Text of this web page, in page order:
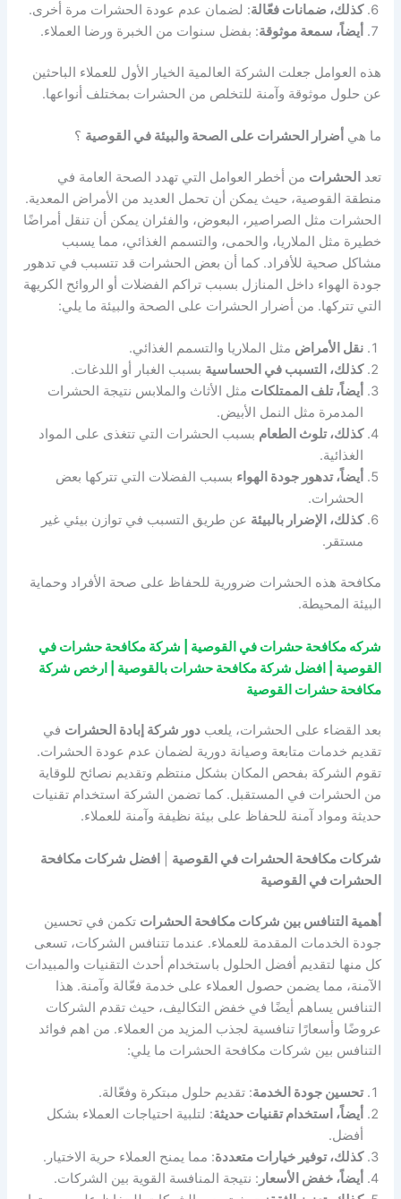
كذلك، ضمانات فعّالة: لضمان عدم عودة الحشرات مرة أخرى.
أيضاً، سمعة موثوقة: بفضل سنوات من الخبرة ورضا العملاء.
هذه العوامل جعلت الشركة العالمية الخيار الأول للعملاء الباحثين
عن حلول موثوقة وآمنة للتخلص من الحشرات بمختلف أنواعها.
ما هي أضرار الحشرات على الصحة والبيئة في القوصية ؟
تعد الحشرات من أخطر العوامل التي تهدد الصحة العامة في
منطقة القوصية، حيث يمكن أن تحمل العديد من الأمراض المعدية.
الحشرات مثل الصراصير، البعوض، والفئران يمكن أن تنقل أمراضًا
خطيرة مثل الملاريا، والحمى، والتسمم الغذائي، مما يسبب
مشاكل صحية للأفراد. كما أن بعض الحشرات قد تتسبب في تدهور
جودة الهواء داخل المنازل بسبب تراكم الفضلات أو الروائح الكريهة
التي تتركها. من أضرار الحشرات على الصحة والبيئة ما يلي:
نقل الأمراض مثل الملاريا والتسمم الغذائي.
كذلك، التسبب في الحساسية بسبب الغبار أو اللدغات.
أيضاً، تلف الممتلكات مثل الأثاث والملابس نتيجة الحشرات
المدمرة مثل النمل الأبيض.
كذلك، تلوث الطعام بسبب الحشرات التي تتغذى على المواد
الغذائية.
أيضاً، تدهور جودة الهواء بسبب الفضلات التي تتركها بعض
الحشرات.
كذلك، الإضرار بالبيئة عن طريق التسبب في توازن بيئي غير
مستقر.
مكافحة هذه الحشرات ضرورية للحفاظ على صحة الأفراد وحماية
البيئة المحيطة.
شركه مكافحة حشرات في القوصية | شركة مكافحة حشرات في
القوصية | افضل شركة مكافحة حشرات بالقوصية | ارخص شركة
مكافحة حشرات القوصية
بعد القضاء على الحشرات، يلعبدور شركة إبادة الحشرات في
تقديم خدمات متابعة وصيانة دورية لضمان عدم عودة الحشرات.
تقوم الشركة بفحص المكان بشكل منتظم وتقديم نصائح للوقاية
من الحشرات في المستقبل. كما تضمن الشركة استخدام تقنيات
حديثة ومواد آمنة للحفاظ على بيئة نظيفة وآمنة للعملاء.
شركات مكافحة الحشرات في القوصية
افضل شركات مكافحة
الحشرات في القوصية
أهمية التنافس بين شركات مكافحة الحشرات تكمن في تحسين
جودة الخدمات المقدمة للعملاء. عندما تتنافس الشركات، تسعى
كل منها لتقديم أفضل الحلول باستخدام أحدث التقنيات والمبيدات
الآمنة، مما يضمن حصول العملاء على خدمة فعّالة وآمنة. هذا
التنافس يساهم أيضًا في خفض التكاليف، حيث تقدم الشركات
عروضًا وأسعارًا تنافسية لجذب المزيد من العملاء. من اهم فوائد
التنافس بين شركات مكافحة الحشرات ما يلي:
تحسين جودة الخدمة: تقديم حلول مبتكرة وفعّالة.
أيضاً، استخدام تقنيات حديثة: لتلبية احتياجات العملاء بشكل
أفضل.
كذلك، توفير خيارات متعددة: مما يمنح العملاء حرية الاختيار.
أيضاً، خفض الأسعار : نتيجة المنافسة القوية بين الشركات.